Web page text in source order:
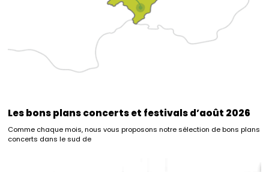
Les bons plans concerts et festivals d’août 2026
Comme chaque mois, nous vous proposons notre sélection de bons plans
concerts dans le sud de